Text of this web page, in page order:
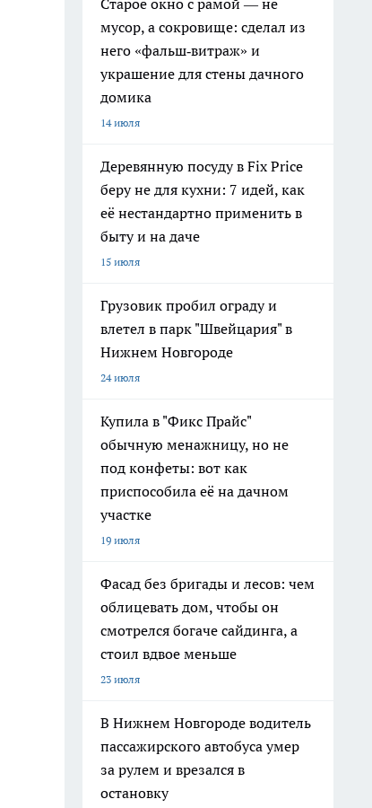
Старое окно с рамой — не
мусор, а сокровище: сделал из
него «фальш‑витраж» и
украшение для стены дачного
домика
14 июля
Деревянную посуду в Fix Price
беру не для кухни: 7 идей, как
её нестандартно применить в
быту и на даче
15 июля
Грузовик пробил ограду и
влетел в парк "Швейцария" в
Нижнем Новгороде
24 июля
Купила в "Фикс Прайс"
обычную менажницу, но не
под конфеты: вот как
приспособила её на дачном
участке
19 июля
Фасад без бригады и лесов: чем
облицевать дом, чтобы он
смотрелся богаче сайдинга, а
стоил вдвое меньше
23 июля
В Нижнем Новгороде водитель
пассажирского автобуса умер
за рулем и врезался в
остановку